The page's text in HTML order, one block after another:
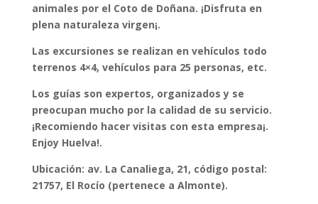
animales por el Coto de Doñana. ¡Disfruta en
plena naturaleza virgen¡.
Las excursiones se realizan en vehículos todo
terrenos 4×4, vehículos para 25 personas, etc.
Los guías son expertos, organizados y se
preocupan mucho por la calidad de su servicio.
¡Recomiendo hacer visitas con esta empresa¡.
Enjoy Huelva!.
Ubicación: av. La Canaliega, 21, código postal:
21757, El Rocío (pertenece a Almonte).